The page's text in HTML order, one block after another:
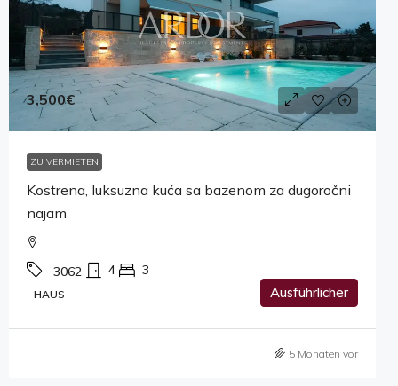
3,500€
ZU VERMIETEN
Kostrena, luksuzna kuća sa bazenom za dugoročni
najam
3062 4 3
HAUS Ausführlicher
5 Monaten vor